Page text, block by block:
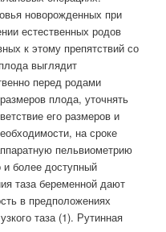
новорожденных при
естественных родов
к этому препятствий со
выглядит
перед родами
плода, уточнять
его размеров и
на сроке
пельвиометрию
более доступный
таза беременной дают
в предположениях
таза (1). Рутинная